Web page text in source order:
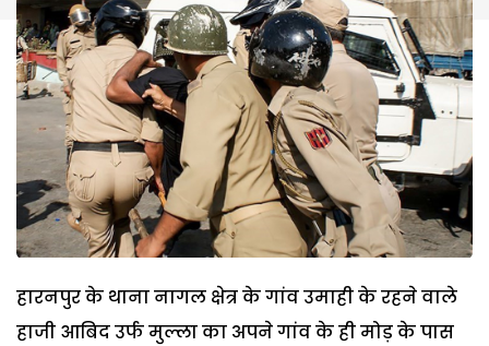
हारनपुर के थाना नागल क्षेत्र के गांव उमाही के रहने वाले
हाजी आबिद उर्फ मुल्ला का अपने गांव के ही मोड़ के पास